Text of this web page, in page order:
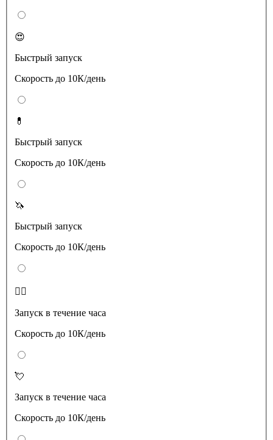
😍
Быстрый запуск
Скорость до 10К/день
💊
Быстрый запуск
Скорость до 10К/день
🦄
Быстрый запуск
Скорость до 10К/день
❤️‍🔥
Запуск в течение часа
Скорость до 10К/день
💘
Запуск в течение часа
Скорость до 10К/день